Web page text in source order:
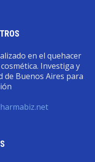
en el quehacer
Investiga y
de Buenos Aires para